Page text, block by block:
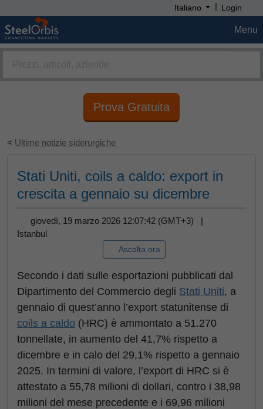
Italiano | Login
Menu
Prova Gratuita
< Ultime notizie siderurgiche
Stati Uniti, coils a caldo: export in
crescita a gennaio su dicembre
giovedì, 19 marzo 2026 12:07:42 (GMT+3) |
Istanbul
Ascolta ora
Secondo i dati sulle esportazioni pubblicati dal
Dipartimento del Commercio degli Stati Uniti, a
gennaio di quest’anno l’export statunitense di
coils a caldo (HRC) è ammontato a 51.270
tonnellate, in aumento del 41,7% rispetto a
dicembre e in calo del 29,1% rispetto a gennaio
2025. In termini di valore, l’export di HRC si è
attestato a 55,78 milioni di dollari, contro i 38,98
milioni del mese precedente e i 69,96 milioni